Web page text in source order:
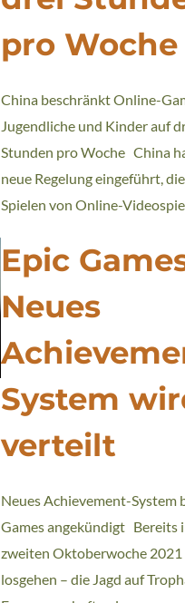
pro Woche
China beschränkt Online-
Jugendliche und Kinder auf
Stunden pro Woche China
neue Regelung eingeführt,
Spielen von Online-
Epic
Neues
System
verteilt
Neues Achievement-System
Games angekündigt Bereits
zweiten Oktoberwoche 2021
losgehen – die Jagd auf